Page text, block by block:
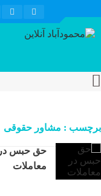
برچسب : مشاور حقوقی
حق حبس در
معاملات